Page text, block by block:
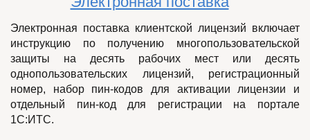
Электронная поставка клиентской лицензий включает
инструкцию по получению многопользовательской
защиты на десять рабочих мест или десять
однопользовательских лицензий, регистрационный
номер, набор пин-кодов для активации лицензии и
отдельный пин-код для регистрации на портале
1С:ИТС.